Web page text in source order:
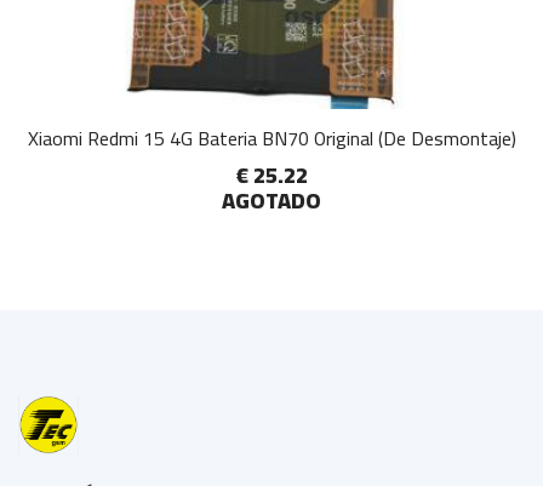
Xiaomi Redmi 15 4G Bateria BN70 Original (De Desmontaje)
€ 25.22
AGOTADO